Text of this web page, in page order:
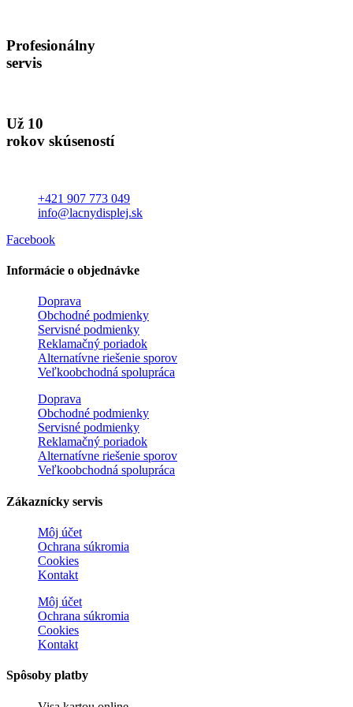
Profesionálny
servis
Už 10
rokov skúseností
+421 907 773 049
info@lacnydisplej.sk
Facebook
Informácie o objednávke
Doprava
Obchodné podmienky
Servisné podmienky
Reklamačný poriadok
Alternatívne riešenie sporov
Veľkoobchodná spolupráca
Doprava
Obchodné podmienky
Servisné podmienky
Reklamačný poriadok
Alternatívne riešenie sporov
Veľkoobchodná spolupráca
Zákaznícky servis
Môj účet
Ochrana súkromia
Cookies
Kontakt
Môj účet
Ochrana súkromia
Cookies
Kontakt
Spôsoby platby